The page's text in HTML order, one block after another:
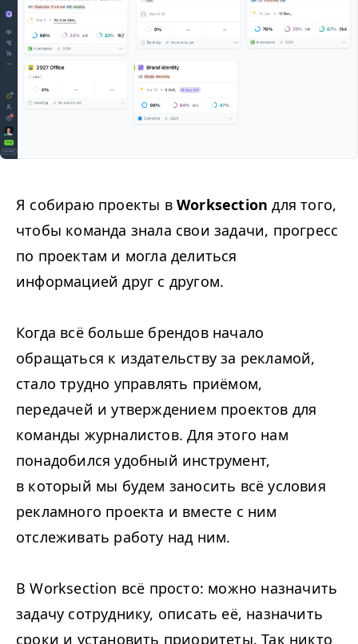
Я собираю проекты в Worksection для того,
чтобы команда знала свои задачи, прогресс
по проектам и могла делиться
информацией друг с другом.
Когда всё больше брендов начало
обращаться к издательству за рекламой,
стало трудно управлять приёмом,
передачей и утверждением проектов для
команды журналистов. Для этого нам
понадобился удобный инструмент,
в который мы будем заносить всё условия
рекламного проекта и вместе с ним
отслеживать работу над ним.
В Worksection всё просто: можно назначить
задачу сотруднику, описать её, назначить
сроки и установить приоритеты. Так никто